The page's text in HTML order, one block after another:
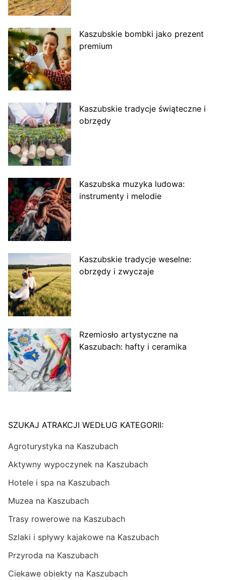
Kaszubskie bombki jako prezent
premium
Kaszubskie tradycje świąteczne i
obrzędy
Kaszubska muzyka ludowa:
instrumenty i melodie
Kaszubskie tradycje weselne:
obrzędy i zwyczaje
Rzemiosło artystyczne na
Kaszubach: hafty i ceramika
SZUKAJ ATRAKCJI WEDŁUG KATEGORII:
Agroturystyka na Kaszubach
Aktywny wypoczynek na Kaszubach
Hotele i spa na Kaszubach
Muzea na Kaszubach
Trasy rowerowe na Kaszubach
Szlaki i spływy kajakowe na Kaszubach
Przyroda na Kaszubach
Ciekawe obiekty na Kaszubach